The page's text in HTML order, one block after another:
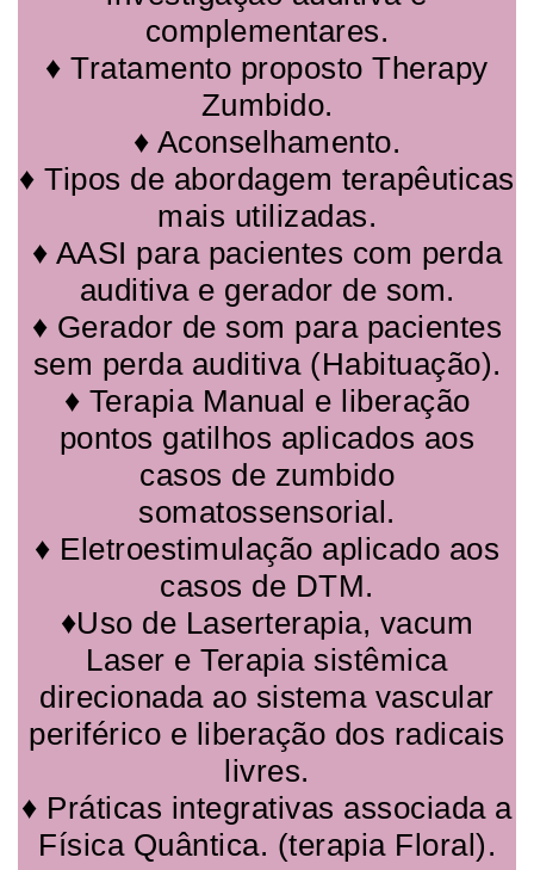
complementares.
♦ Tratamento proposto Therapy
Zumbido.
♦ Aconselhamento.
♦ Tipos de abordagem terapêuticas
mais utilizadas.
♦ AASI para pacientes com perda
auditiva e gerador de som.
♦ Gerador de som para pacientes
sem perda auditiva (Habituação).
♦ Terapia Manual e liberação
pontos gatilhos aplicados aos
casos de zumbido
somatossensorial.
♦ Eletroestimulação aplicado aos
casos de DTM.
♦Uso de Laserterapia, vacum
Laser e Terapia sistêmica
direcionada ao sistema vascular
periférico e liberação dos radicais
livres.
♦ Práticas integrativas associada a
Física Quântica. (terapia Floral).